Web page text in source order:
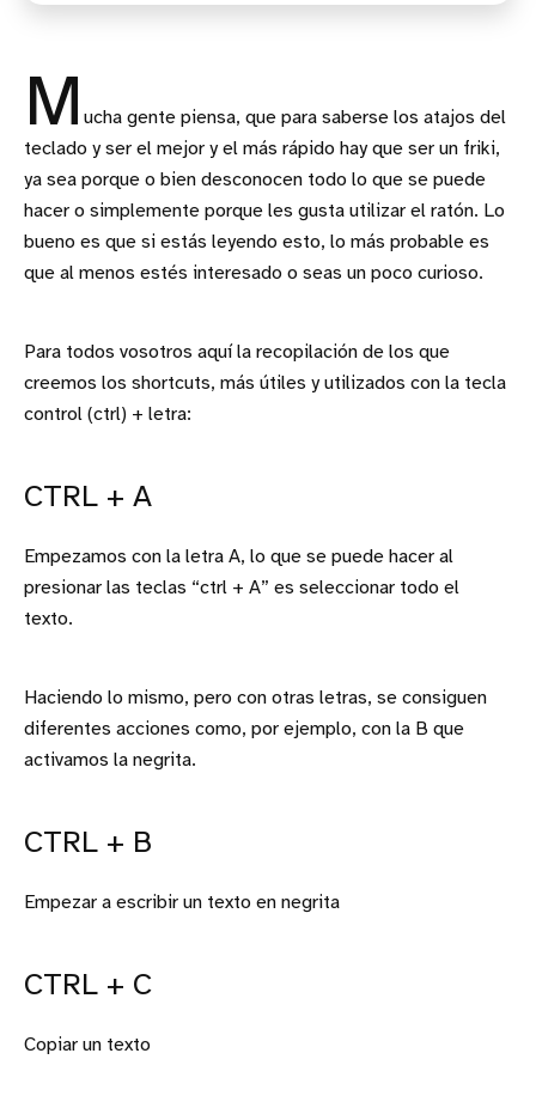
M ucha gente piensa, que para saberse los atajos del
teclado y ser el mejor y el más rápido hay que ser un friki,
ya sea porque o bien desconocen todo lo que se puede
hacer o simplemente porque les gusta utilizar el ratón. Lo
bueno es que si estás leyendo esto, lo más probable es
que al menos estés interesado o seas un poco curioso.
Para todos vosotros aquí la recopilación de los que
creemos los shortcuts, más útiles y utilizados con la tecla
control (ctrl) + letra:
CTRL + A
Empezamos con la letra A, lo que se puede hacer al
presionar las teclas “ctrl + A” es seleccionar todo el
texto.
Haciendo lo mismo, pero con otras letras, se consiguen
diferentes acciones como, por ejemplo, con la B que
activamos la negrita.
CTRL + B
Empezar a escribir un texto en negrita
CTRL + C
Copiar un texto